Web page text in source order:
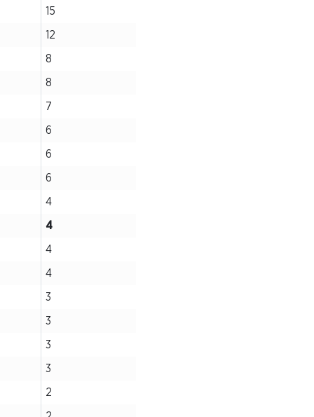
15
12
8
8
7
6
6
6
4
4
4
4
3
3
3
3
2